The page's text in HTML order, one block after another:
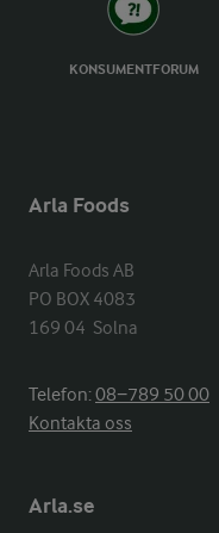
KONSUMENTFORUM
Arla Foods
Arla Foods AB
PO BOX 4083
169 04  Solna
Telefon:08−789 50 00
Kontakta oss
Arla.se